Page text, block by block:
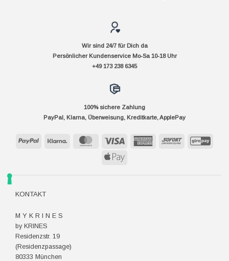
Wir sind 24/7 für Dich da
Persönlicher Kundenservice Mo-Sa 10-18 Uhr
+49 173 238 6345
100% sichere Zahlung
PayPal, Klarna, Überweisung, Kreditkarte, ApplePay
PayPal Klarna MasterCard Visa
AmericanSofort
Apple
KONTAKT
M Y K R I N E S
by KRINES
Residenzstr. 19
(Residenzpassage)
80333 München